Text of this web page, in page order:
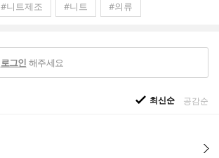
#니트제조 #니트 #의류
로그인 해주세요
최신순 공감순